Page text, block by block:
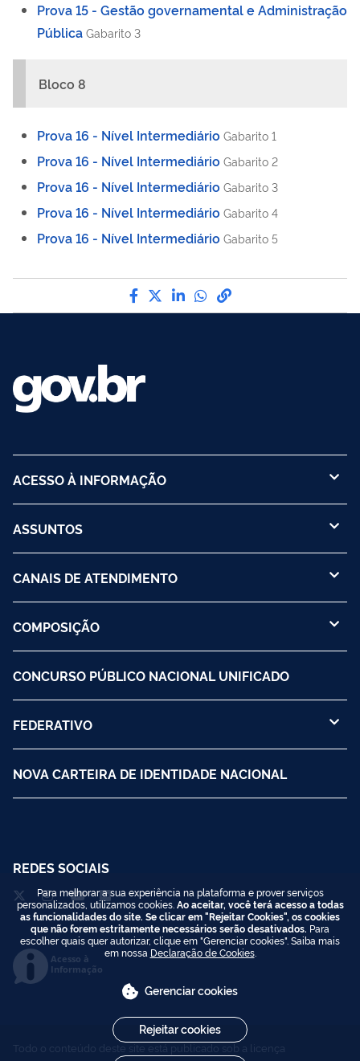
Prova 15 - Gestão governamental e Administração
Pública Gabarito 3
Bloco 8
Prova 16 - Nível Intermediário Gabarito 1
Prova 16 - Nível Intermediário Gabarito 2
Prova 16 - Nível Intermediário Gabarito 3
Prova 16 - Nível Intermediário Gabarito 4
Prova 16 - Nível Intermediário Gabarito 5
Compartilhe por Facebook
Compartilhe por Twitter
Compartilhe por
Compartilhe por
link para Copiar
ACESSO À INFORMAÇÃO
ASSUNTOS
CANAIS DE ATENDIMENTO
COMPOSIÇÃO
CONCURSO PÚBLICO NACIONAL UNIFICADO
FEDERATIVO
NOVA CARTEIRA DE IDENTIDADE NACIONAL
REDES SOCIAIS
Acesso à
Informação
Todo o conteúdo deste site está publicado sob a licença
Para melhorar a sua experiência na plataforma e prover serviços
personalizados, utilizamos cookies. Ao aceitar, você terá acesso a todas
as funcionalidades do site. Se clicar em "Rejeitar Cookies", os cookies
que não forem estritamente necessários serão desativados. Para
escolher quais quer autorizar, clique em "Gerenciar cookies". Saiba mais
em nossa Declaração de Cookies.
Gerenciar cookies
Rejeitar cookies